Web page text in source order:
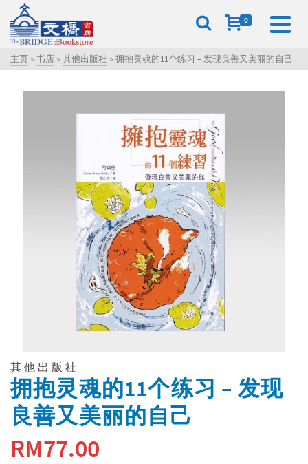
0
主页 » 书店 » 其他出版社 » 拥抱灵魂的11个练习 – 发现良善又美丽的自己
其他出版社
拥抱灵魂的11个练习 – 发现
良善又美丽的自己
RM77.00